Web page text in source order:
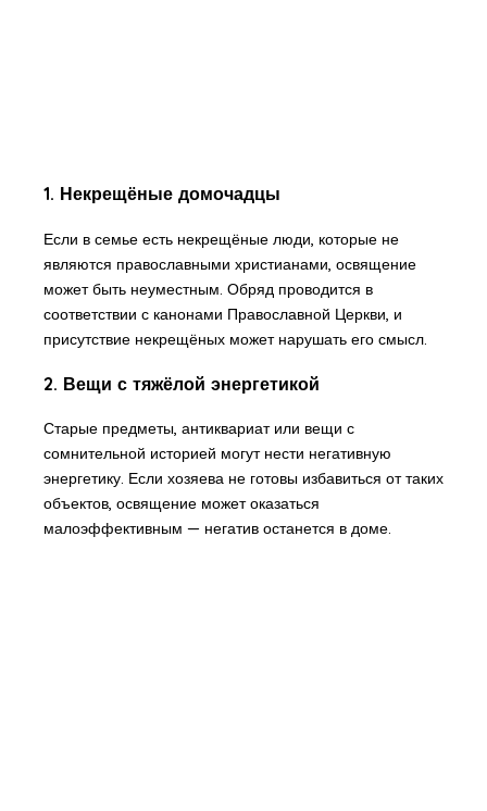
1. Некрещёные домочадцы
Если в семье есть некрещёные люди, которые не
являются православными христианами, освящение
может быть неуместным. Обряд проводится в
соответствии с канонами Православной Церкви, и
присутствие некрещёных может нарушать его смысл.
2. Вещи с тяжёлой энергетикой
Старые предметы, антиквариат или вещи с
сомнительной историей могут нести негативную
энергетику. Если хозяева не готовы избавиться от таких
объектов, освящение может оказаться
малоэффективным — негатив останется в доме.